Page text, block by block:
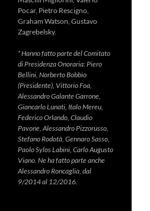
Pocar, Pietro Rescigno,
Graham Watson, Gustavo
Zagrebelsky.
* Hanno fatto parte del Comitato
di Presidenza Onoraria: Piero
Bellini, Norberto Bobbio
(Presidente), Vittorio Foa,
Alessandro Galante Garrone,
Giancarlo Lunati, Italo Mereu,
Federico Orlando, Claudio
Pavone, Alessandro Pizzorusso,
Stefano Rodotà, Gennaro Sasso,
Paolo Sylos Labini, Carlo Augusto
Viano. Ne ha fatto parte anche
Alessandro Roncaglia, dal
9/2014 al 12/2016.